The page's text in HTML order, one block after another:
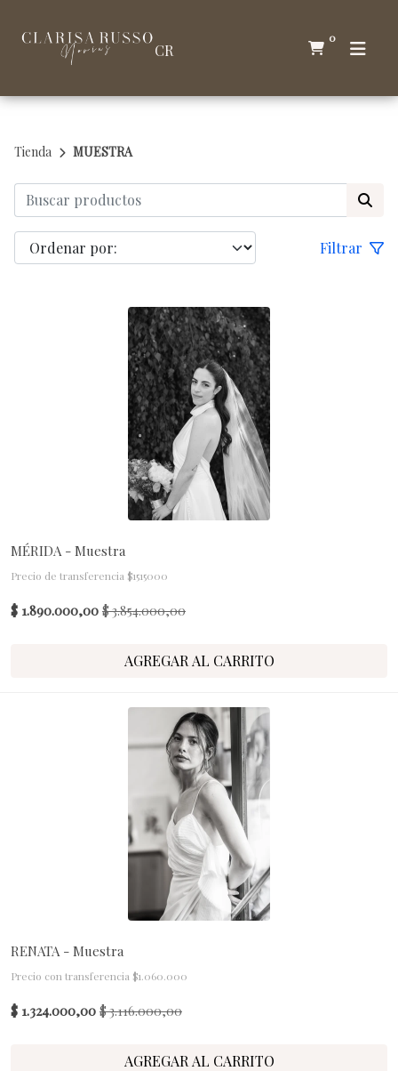
CR
0
Tienda MUESTRA
Filtrar
MÉRIDA - Muestra
Precio de transferencia $1515000
$ 1.890.000,00 $ 3.854.000,00
AGREGAR AL CARRITO
RENATA - Muestra
Precio con transferencia $1.060.000
$ 1.324.000,00 $ 3.116.000,00
AGREGAR AL CARRITO